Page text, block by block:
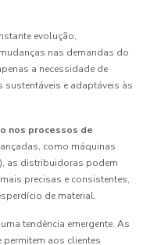
evolução,
nas demandas do
a necessidade de
e adaptáveis às
nos processos de
como máquinas
as distribuidoras podem
precisas e consistentes,
de material.
tendência emergente. As
aos clientes